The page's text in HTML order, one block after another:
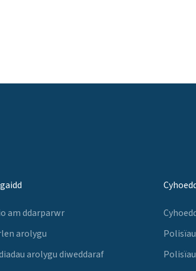
am ddarparwr
arolygu
arolygu diweddaraf